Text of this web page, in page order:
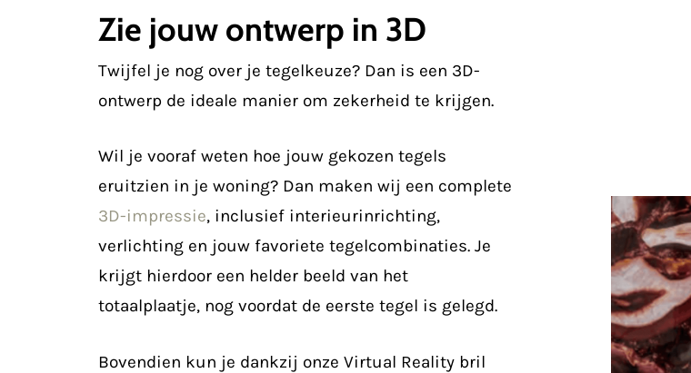
Zie jouw ontwerp in 3D
Twijfel je nog over je tegelkeuze? Dan is een 3D-
ontwerp de ideale manier om zekerheid te krijgen.
Wil je vooraf weten hoe jouw gekozen tegels
eruitzien in je woning? Dan maken wij een complete
3D-impressie, inclusief interieurinrichting,
verlichting en jouw favoriete tegelcombinaties. Je
krijgt hierdoor een helder beeld van het
totaalplaatje, nog voordat de eerste tegel is gelegd.
Bovendien kun je dankzij onze Virtual Reality bril